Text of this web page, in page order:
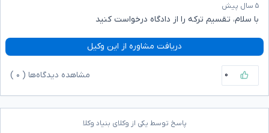
۵ سال پیش
با سلام، تقسیم ترکه را از دادگاه درخواست کنید
دریافت مشاوره از این وکیل
۰ مشاهده دیدگاه‌ها ( ۰
پاسخ توسط یکی از وکلای بنیاد وکلا